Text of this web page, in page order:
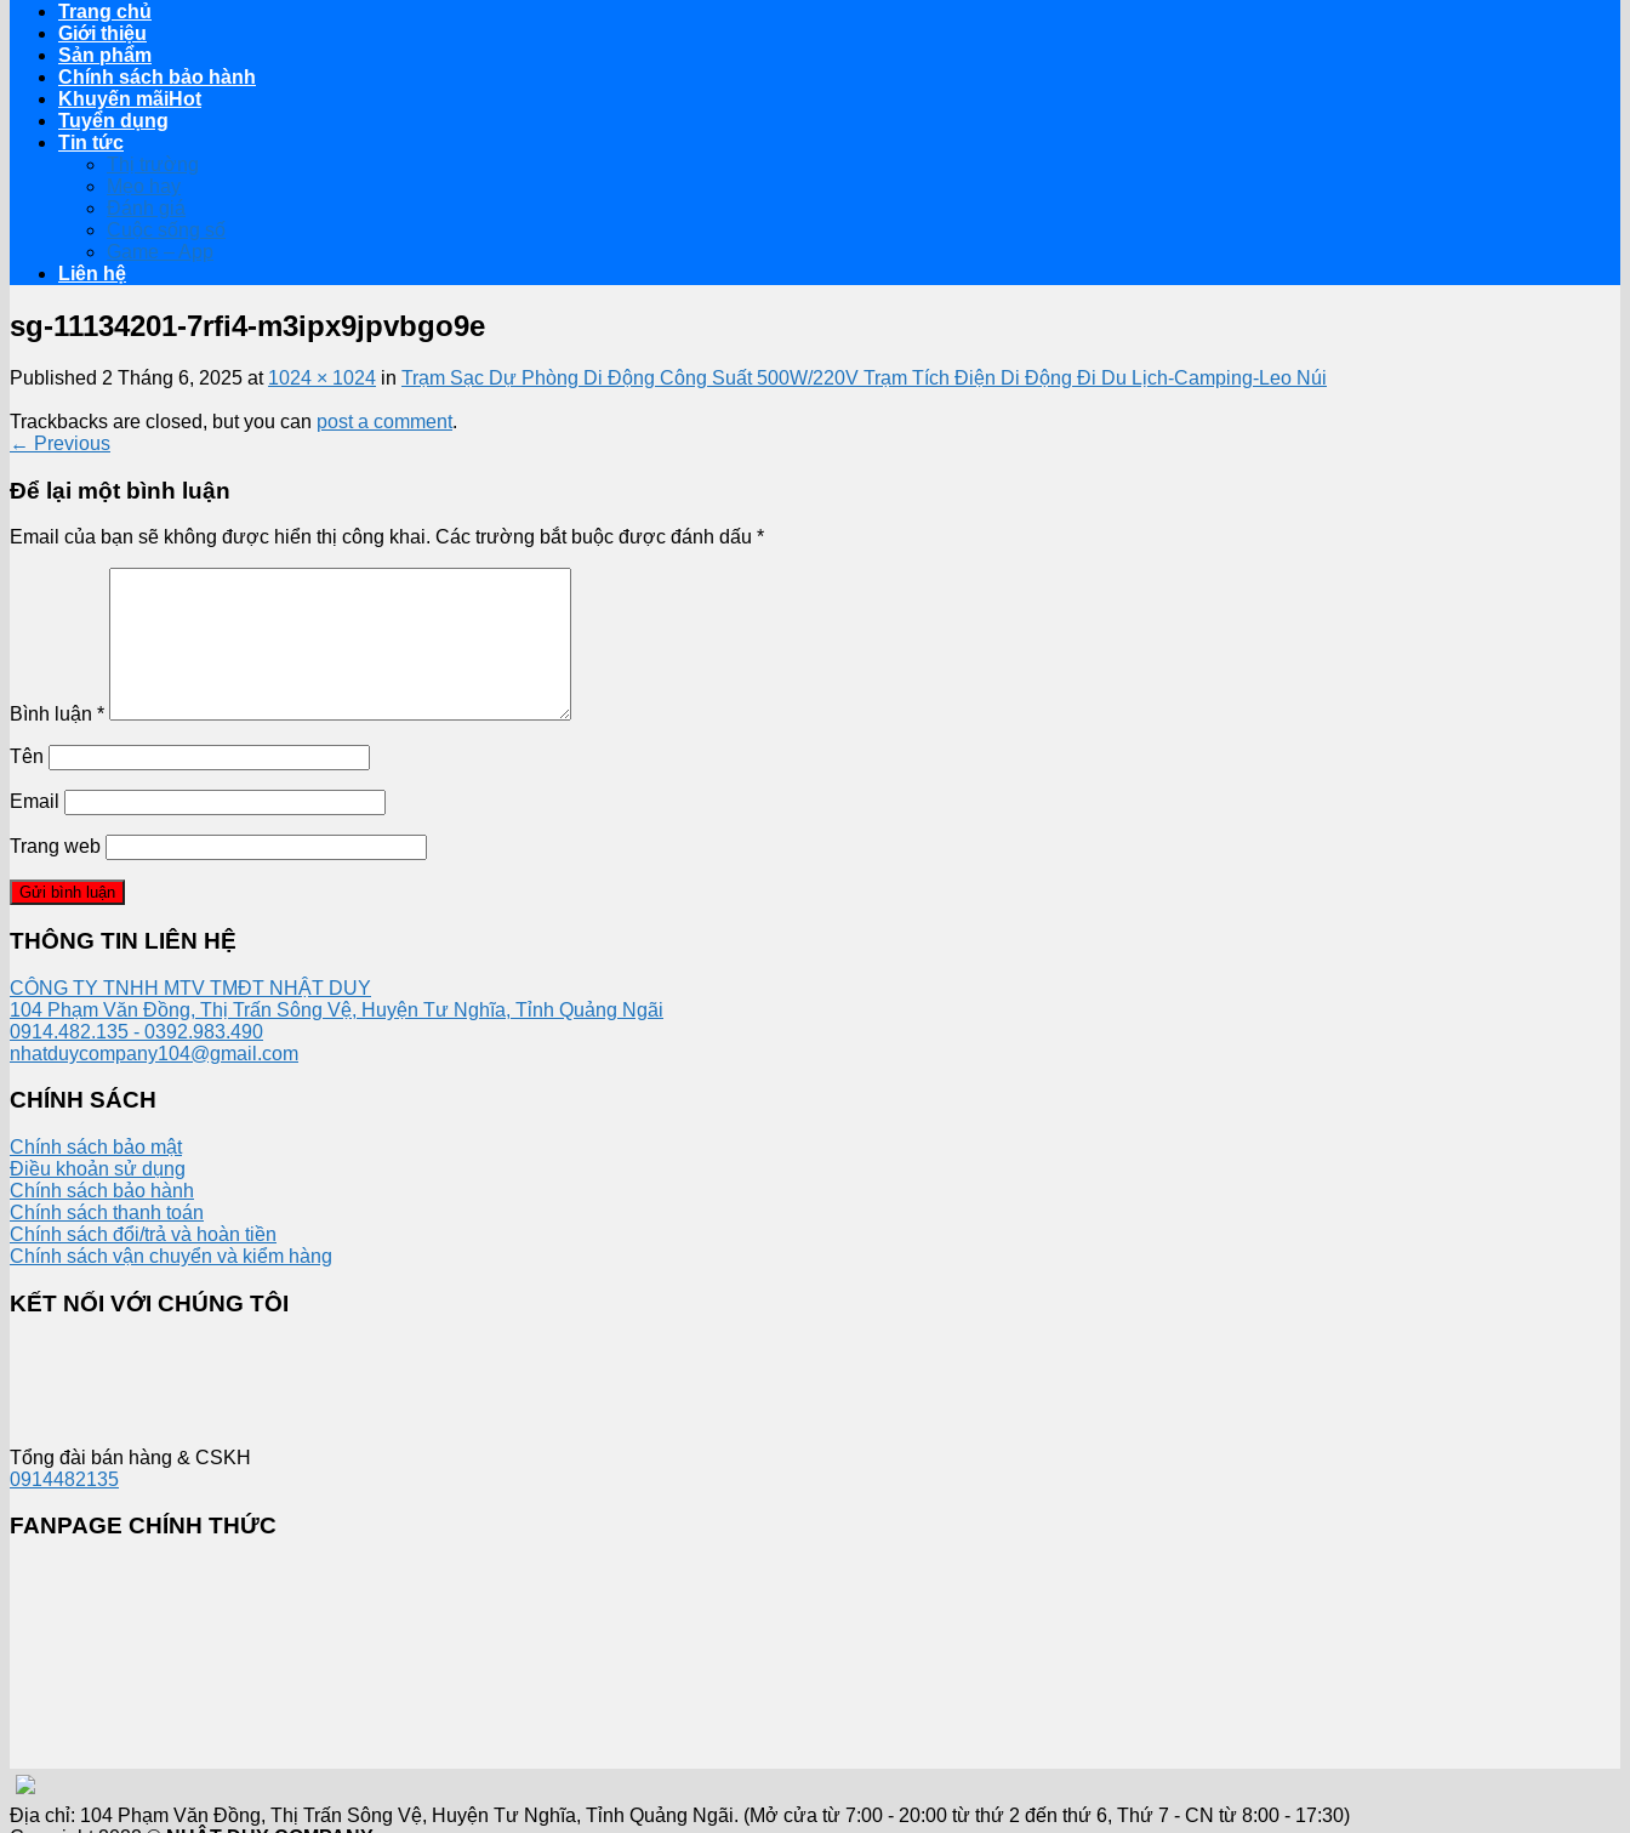
Trang chủ
Giới thiệu
Sản phẩm
Chính sách bảo hành
Khuyến mãi
Tuyển dụng
Tin tức
Thị trường
Mẹo hay
Đánh giá
Cuộc sống số
Game – App
Liên hệ
sg-11134201-7rfi4-m3ipx9jpvbgo9e
Published 2 Tháng 6, 2025 at 1024 × 1024 in Trạm Sạc Dự Phòng Di Động Công Suất 500W/220V Trạm Tích Điện Di Động Đi Du Lịch-Camping-Leo Núi
Trackbacks are closed, but you can post a comment.
← Previous
Để lại một bình luận
Email của bạn sẽ không được hiển thị công khai. Các trường bắt buộc được đánh dấu *
Bình luận *
Tên
Email
Trang web
THÔNG TIN LIÊN HỆ
CÔNG TY TNHH MTV TMĐT NHẬT DUY
104 Phạm Văn Đồng, Thị Trấn Sông Vệ, Huyện Tư Nghĩa, Tỉnh Quảng Ngãi
0914.482.135 - 0392.983.490
nhatduycompany104@gmail.com
CHÍNH SÁCH
Chính sách bảo mật
Điều khoản sử dụng
Chính sách bảo hành
Chính sách thanh toán
Chính sách đổi/trả và hoàn tiền
Chính sách vận chuyển và kiểm hàng
KẾT NỐI VỚI CHÚNG TÔI
Tổng đài bán hàng & CSKH
0914482135
FANPAGE CHÍNH THỨC
Địa chỉ: 104 Phạm Văn Đồng, Thị Trấn Sông Vệ, Huyện Tư Nghĩa, Tỉnh Quảng Ngãi. (Mở cửa từ 7:00 - 20:00 từ thứ 2 đến thứ 6, Thứ 7 - CN từ 8:00 - 17:30)